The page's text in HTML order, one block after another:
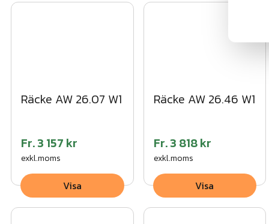
Räcke AW 26.07 W1
Fr.3 157 kr
exkl.moms
Visa
Räcke AW 26.46 W1
Fr.3 818 kr
exkl.moms
Visa